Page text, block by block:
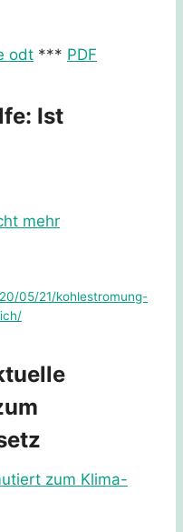
odt *** PDF
Ist
mehr
05/21/kohlestromung-
zum Klima-